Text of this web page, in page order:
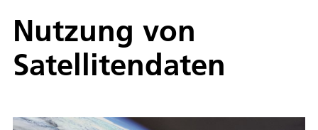
Nutzung von
Satellitendaten